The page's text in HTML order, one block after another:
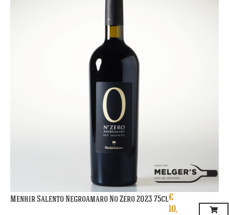
Menhir Salento Negroamaro No Zero 2023 75cl€
10,